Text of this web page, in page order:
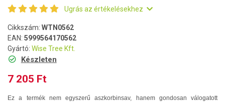
Ugrás az értékelésekhez
Cikkszám: WTN0562
EAN: 5999564170562
Gyártó: Wise Tree Kft.
Készleten
7 205 Ft
Ez a termék nem egyszerű aszkorbinsav, hanem gondosan válogatott